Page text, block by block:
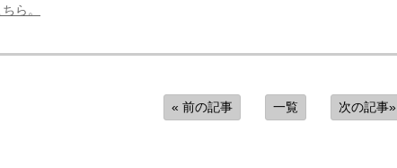
ちら。
« 前の記事 一覧 次の記事»